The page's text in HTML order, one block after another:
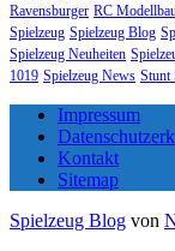
Ravensburger RC
Spielzeug Spielzeug Blog
Spielzeug Neuheiten
1019 Spielzeug News Stunt
Impressum
Kontakt
Sitemap
Spielzeug Blog von